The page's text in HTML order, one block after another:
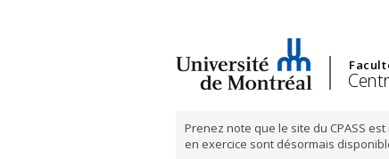
Prenez note que le site du CPASS
en exercice sont désormais